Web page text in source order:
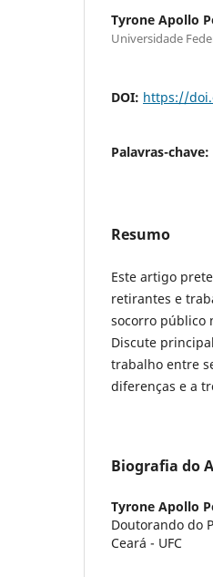
Tyrone Apollo
Universidade
DOI: https://
Palavras-chave:
Resumo
Este artigo
retirantes e
socorro público
Discute
trabalho entre
diferenças e a
Biografia do
Tyrone Apollo
Doutorando do
Ceará - UFC